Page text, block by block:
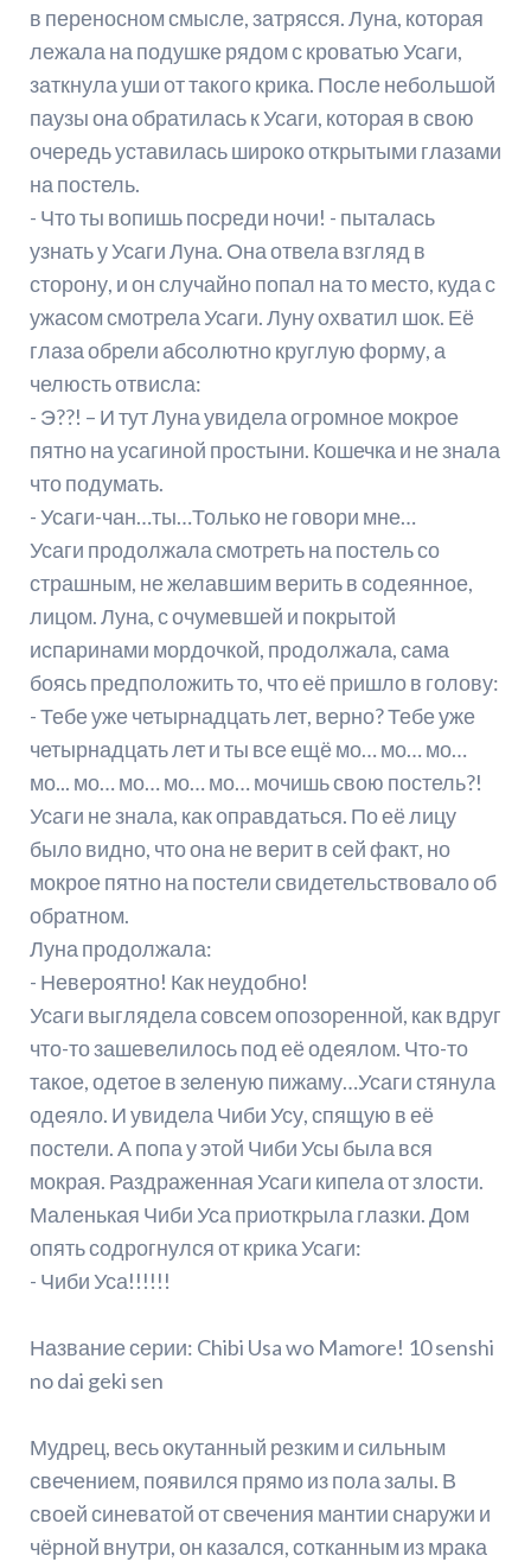
в переносном смысле, затрясся. Луна, которая
лежала на подушке рядом с кроватью Усаги,
заткнула уши от такого крика. После небольшой
паузы она обратилась к Усаги, которая в свою
очередь уставилась широко открытыми глазами
на постель.
- Что ты вопишь посреди ночи! - пыталась
узнать у Усаги Луна. Она отвела взгляд в
сторону, и он случайно попал на то место, куда с
ужасом смотрела Усаги. Луну охватил шок. Её
глаза обрели абсолютно круглую форму, а
челюсть отвисла:
- Э??! – И тут Луна увидела огромное мокрое
пятно на усагиной простыни. Кошечка и не знала
что подумать.
- Усаги-чан…ты…Только не говори мне…
Усаги продолжала смотреть на постель со
страшным, не желавшим верить в содеянное,
лицом. Луна, с очумевшей и покрытой
испаринами мордочкой, продолжала, сама
боясь предположить то, что её пришло в голову:
- Тебе уже четырнадцать лет, верно? Тебе уже
четырнадцать лет и ты все ещё мо… мо… мо…
мо... мо… мо… мо… мо… мочишь свою постель?!
Усаги не знала, как оправдаться. По её лицу
было видно, что она не верит в сей факт, но
мокрое пятно на постели свидетельствовало об
обратном.
Луна продолжала:
- Невероятно! Как неудобно!
Усаги выглядела совсем опозоренной, как вдруг
что-то зашевелилось под её одеялом. Что-то
такое, одетое в зеленую пижаму…Усаги стянула
одеяло. И увидела Чиби Усу, спящую в её
постели. А попа у этой Чиби Усы была вся
мокрая. Раздраженная Усаги кипела от злости.
Маленькая Чиби Уса приоткрыла глазки. Дом
опять содрогнулся от крика Усаги:
- Чиби Уса!!!!!!
Название серии: Chibi Usa wo Mamore! 10 senshi
no dai geki sen
Мудрец, весь окутанный резким и сильным
свечением, появился прямо из пола залы. В
своей синеватой от свечения мантии снаружи и
чёрной внутри, он казался, сотканным из мрака